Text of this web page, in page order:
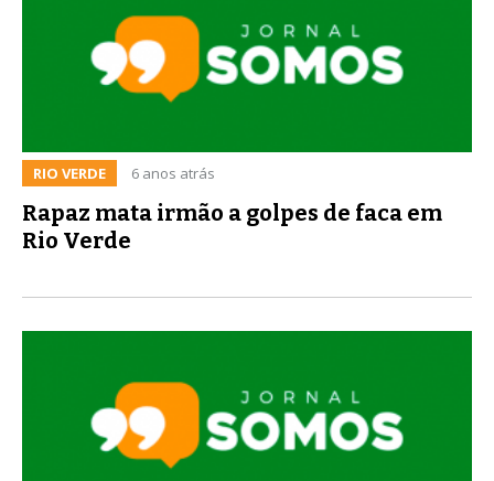
RIO VERDE 6 anos atrás
Rapaz mata irmão a golpes de faca em
Rio Verde